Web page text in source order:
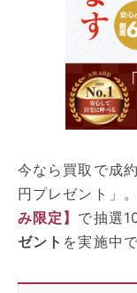
今なら買取で成
円プレゼント」
み限定】 で抽選
ゼント を実施中